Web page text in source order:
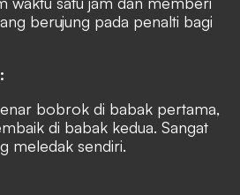
berujung pada penalti bagi
bobrok di babak pertama,
di babak kedua. Sangat
meledak sendiri.